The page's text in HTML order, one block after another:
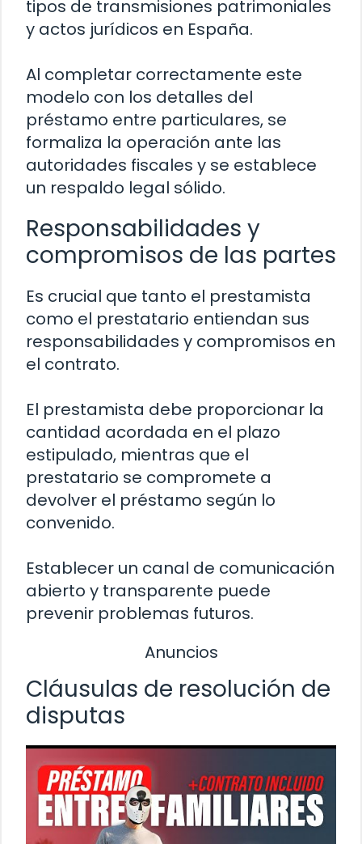
tipos de transmisiones patrimoniales
y actos jurídicos en España.
Al completar correctamente este
modelo con los detalles del
préstamo entre particulares, se
formaliza la operación ante las
autoridades fiscales y se establece
un respaldo legal sólido.
Responsabilidades y
compromisos de las partes
Es crucial que tanto el prestamista
como el prestatario entiendan sus
responsabilidades y compromisos en
el contrato.
El prestamista debe proporcionar la
cantidad acordada en el plazo
estipulado, mientras que el
prestatario se compromete a
devolver el préstamo según lo
convenido.
Establecer un canal de comunicación
abierto y transparente puede
prevenir problemas futuros.
Anuncios
Cláusulas de resolución de
disputas